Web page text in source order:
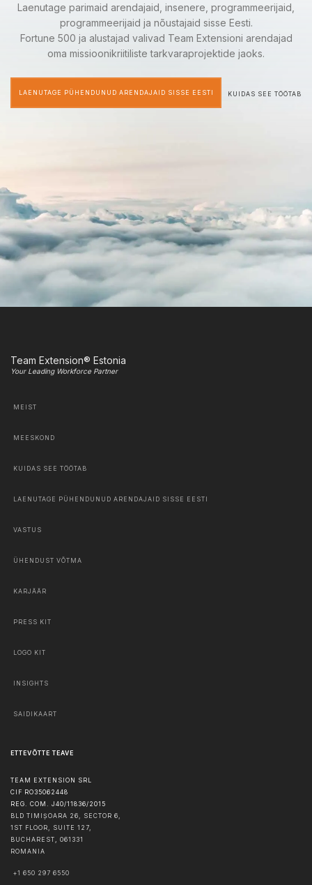
Laenutage parimaid arendajaid, insenere, programmeerijaid,
programmeerijaid ja nõustajaid sisse Eesti.
Fortune 500 ja alustajad valivad Team Extensioni arendajad
oma missioonikriitiliste tarkvaraprojektide jaoks.
LAENUTAGE PÜHENDUNUD ARENDAJAID SISSE EESTI KUIDAS SEE TÖÖTAB
Team Extension® Estonia
Your Leading Workforce Partner
MEIST
MEESKOND
KUIDAS SEE TÖÖTAB
LAENUTAGE PÜHENDUNUD ARENDAJAID SISSE EESTI
VASTUS
ÜHENDUST VÕTMA
KARJÄÄR
PRESS KIT
LOGO KIT
INSIGHTS
SAIDIKAART
ETTEVÕTTE TEAVE
TEAM EXTENSION SRL
CIF RO35062448
REG. COM. J40/11836/2015
BLD TIMIȘOARA 26, SECTOR 6,
1ST FLOOR, SUITE 127,
BUCHAREST, 061331
ROMANIA
+1 650 297 6550